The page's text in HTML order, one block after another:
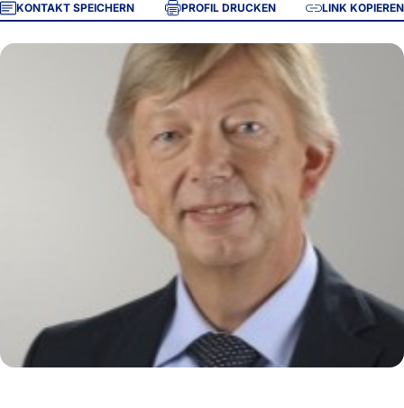
KONTAKT SPEICHERN PROFIL DRUCKEN LINK KOPIEREN